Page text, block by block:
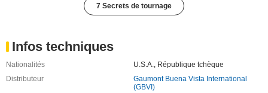
7 Secrets de tournage
Infos techniques
Nationalités U.S.A., République tchèque
Distributeur
Gaumont Buena Vista International
(GBVI)